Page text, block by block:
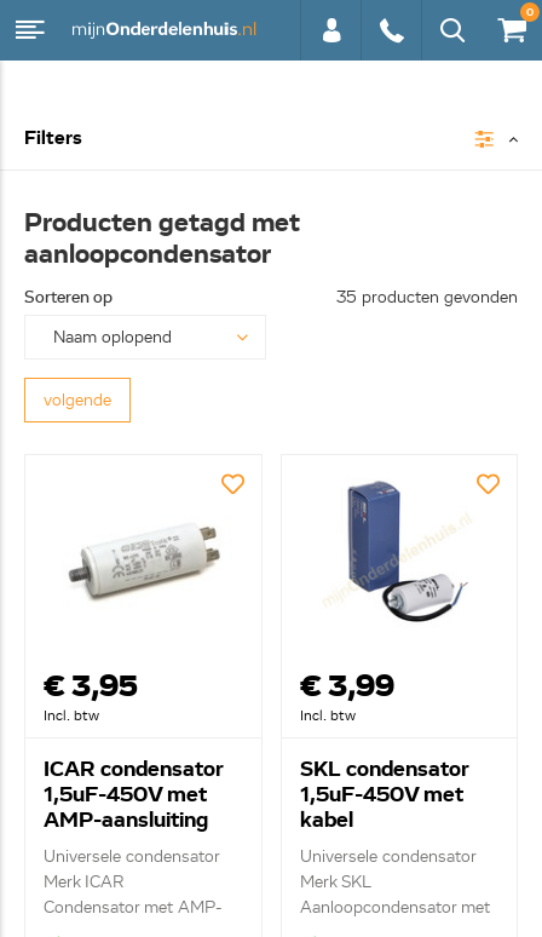
0
Filters
Producten getagd met
aanloopcondensator
Sorteren op 35 producten gevonden
volgende
€ 3,95
Incl. btw
ICAR condensator
1,5uF-450V met
AMP-aansluiting
Universele condensator
Merk ICAR
Condensator met AMP-
aans...
€ 3,99
Incl. btw
SKL condensator
1,5uF-450V met
kabel
Universele condensator
Merk SKL
Aanloopcondensator met
kab...